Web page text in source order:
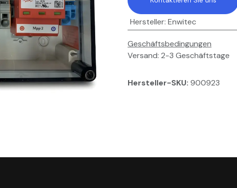
Hersteller: Enwitec
Geschäftsbedingungen
Versand: 2-3 Geschäftstage
Hersteller-SKU: 900923